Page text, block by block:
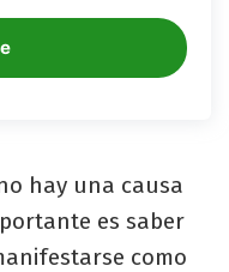
hay una causa
es saber
como